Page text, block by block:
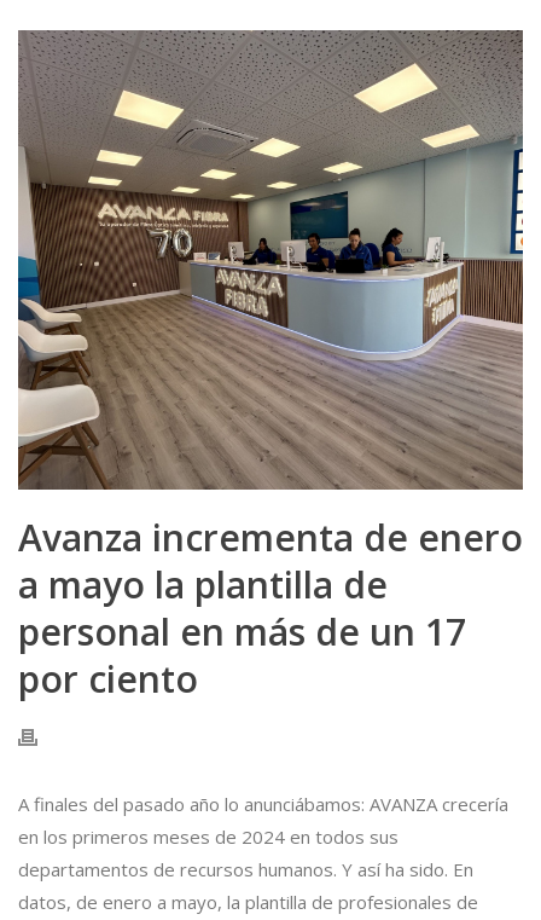
Avanza incrementa de enero
a mayo la plantilla de
personal en más de un 17
por ciento
A finales del pasado año lo anunciábamos: AVANZA crecería
en los primeros meses de 2024 en todos sus
departamentos de recursos humanos. Y así ha sido. En
datos, de enero a mayo, la plantilla de profesionales de